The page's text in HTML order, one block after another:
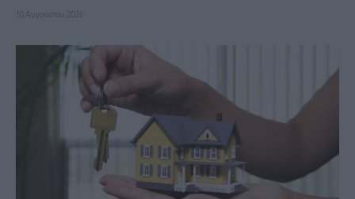
10 Αυγούστου, 2026